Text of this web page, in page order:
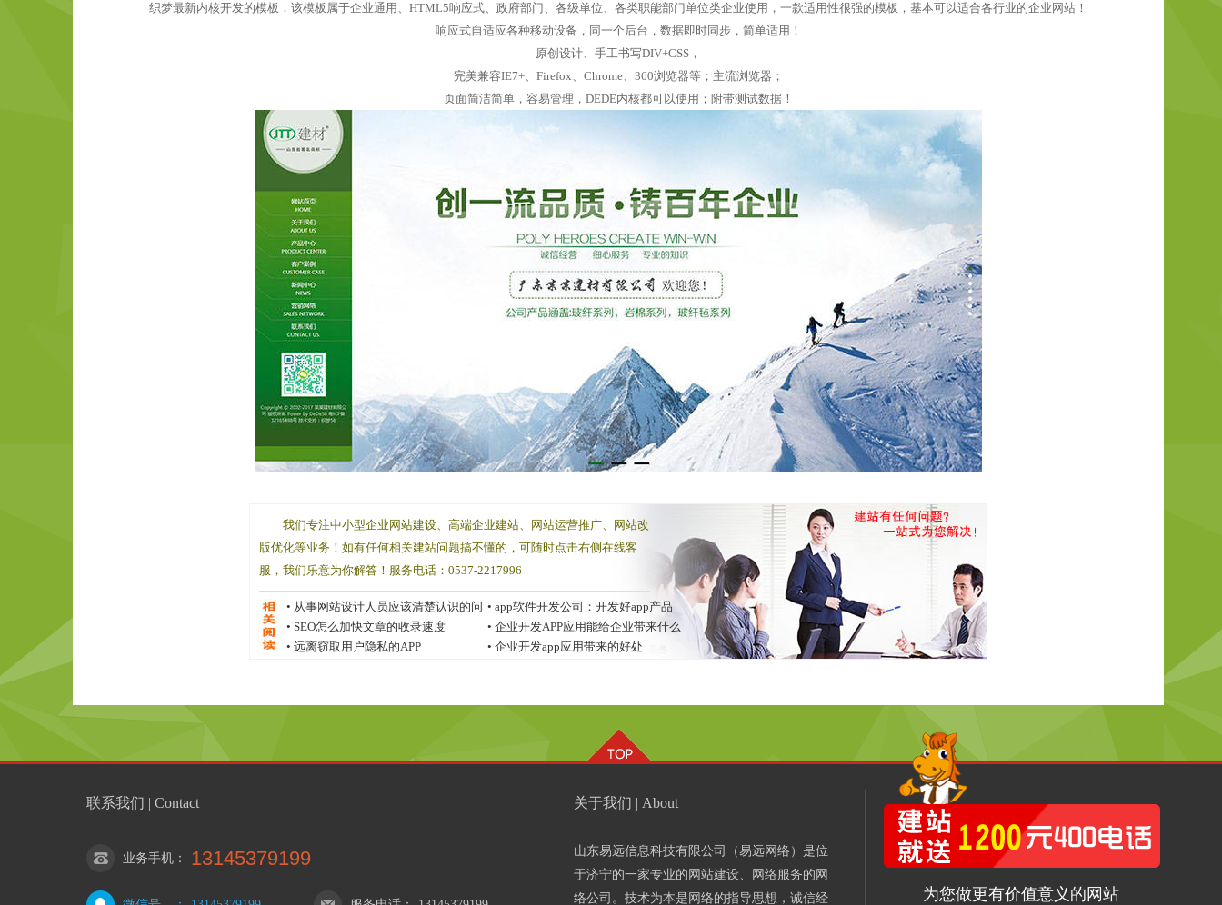
织梦最新内核开发的模板，该模板属于企业通用、HTML5响应式、政府部门、各级单位、各类职能部门单位类企业使用，一款适用性很强的模板，基本可以适合各行业的企业网站！
响应式自适应各种移动设备，同一个后台，数据即时同步，简单适用！
原创设计、手工书写DIV+CSS，
完美兼容IE7+、Firefox、Chrome、360浏览器等；主流浏览器；
页面简洁简单，容易管理，DEDE内核都可以使用；附带测试数据！
我们专注中小型企业网站建设、高端企业建站、网站运营推广、网站改
版优化等业务！如有任何相关建站问题搞不懂的，可随时点击右侧在线客
服，我们乐意为你解答！服务电话：0537-2217996
• 从事网站设计人员应该清楚认识的问
题
• app软件开发公司：开发好app产品
的几点注
• SEO怎么加快文章的收录速度 • 企业开发APP应用能给企业带来什么
好处？
• 远离窃取用户隐私的APP • 企业开发app应用带来的好处
联系我们 | Contact
业务手机 ： 13145379199
关于我们 | About
山东易远信息科技有限公司（易远网络）是位
于济宁的一家专业的网站建设、网络服务的网
络公司。技术为本是网络的指导思想，诚信经
为您做更有价值意义的网站